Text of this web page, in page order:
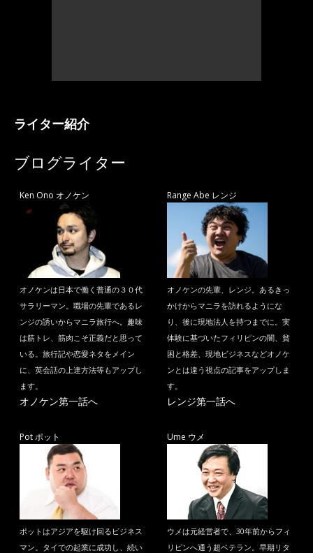
ライター紹介
ブログライター
Ken Ono オノケン
オノケンは日本で働く普通の３０代
サラリーマン。職場の先輩であるレ
ンジの誘いからマニラ旅行へ。趣味
は筋トレ、筋肉こそ正義だと思って
いる。旅行記や恋愛ネタをメイン
に、英会話の上達方法等もアップし
ます。
オノケン第一話へ
Range Abe レンジ
オノケンの先輩、レンジ。あるきっ
かけからマニラを訪れるようにな
り、後に現地法人を持つまでに。実
体験に基づいたフィリピンの闇、貧
困と格差、現地ビジネスなどオノケ
ンとは違う視点の記事をアップしま
す。
レンジ第一話へ
Pot ポット
ポットはアジアを駆け回るビジネス
マン。タイでの起業に成功し、続い
Ume ウメ
ウメは元経営者で、30年前からフィ
リピンへ通う超ベテラン。早期リタ